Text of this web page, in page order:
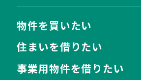
物件を買いたい
住まいを借りたい
事業用物件を借りたい